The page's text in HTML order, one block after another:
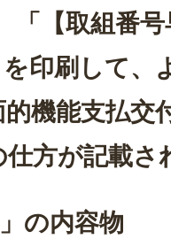
「【取組番
印刷して、
機能支払交
方が記載さ
の内容物